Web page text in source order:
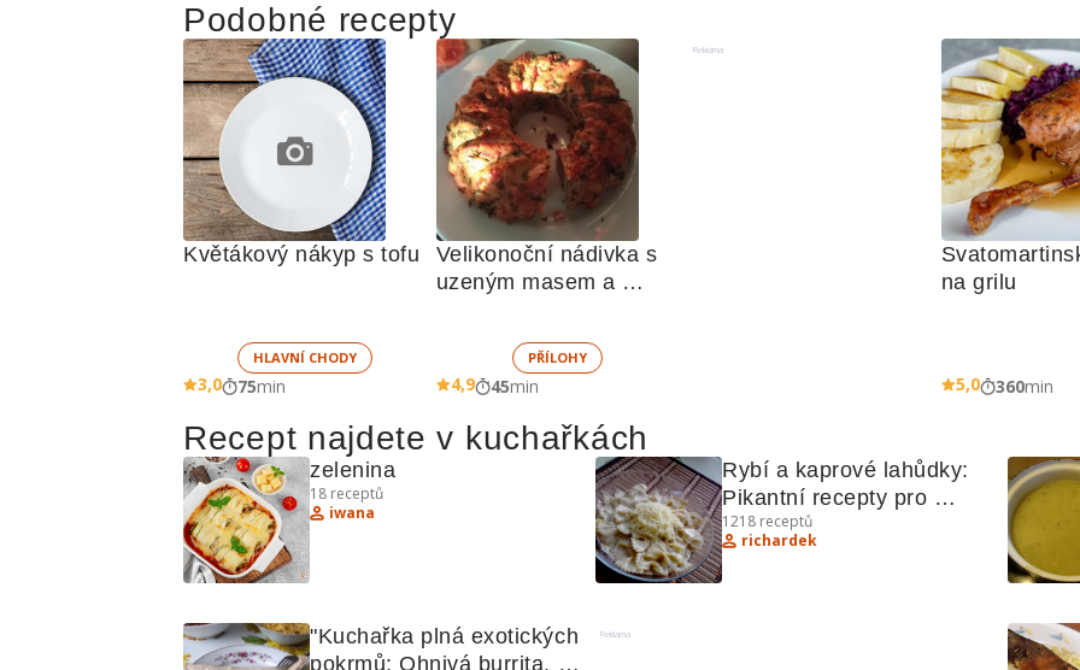
Podobné recepty
Květákový nákyp s tofu
HLAVNÍ CHODY
3,0 75min
Velikonoční nádivka s
uzeným masem a
PŘÍLOHY
4,9 45min
Reklama
na grilu
5,0 360min
Recept najdete v kuchařkách
zelenina
18 receptů
iwana
Rybí a kaprové lahůdky:
Pikantní recepty pro
milovníky mořských i
sladkovodních pokrmů
1218 receptů
richardek
"Kuchařka plná exotických
pokrmů: Ohnivá burrita,
Reklama